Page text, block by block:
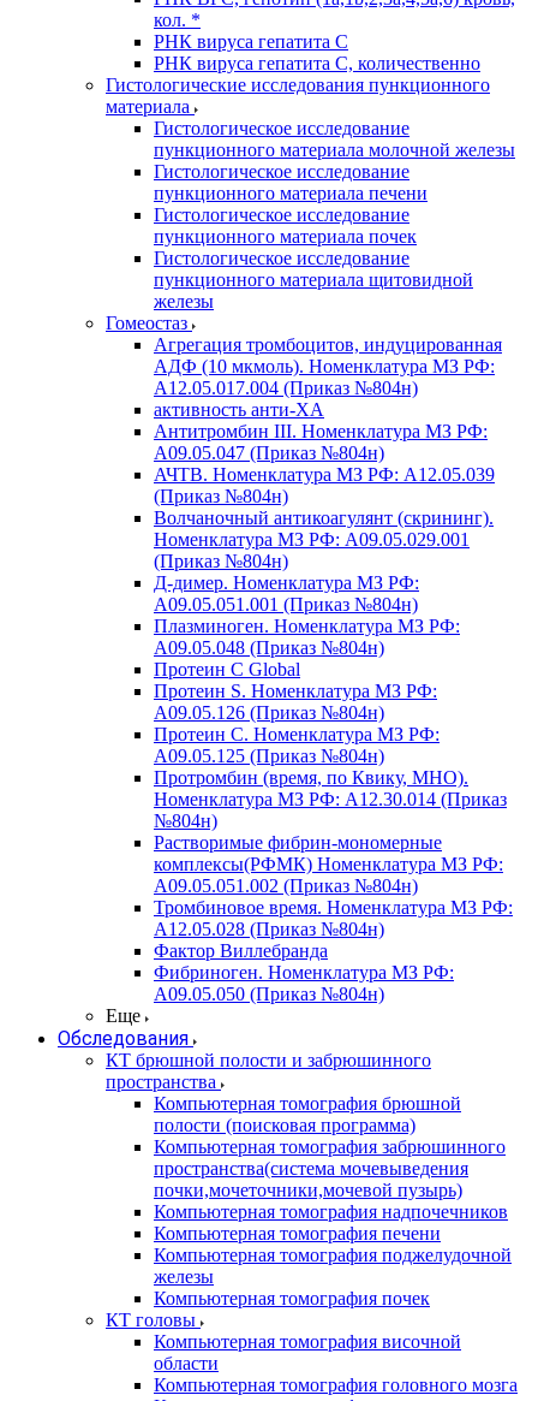
кол. *
РНК вируса гепатита C
РНК вируса гепатита C, количественно
Гистологические исследования пункционного
материала
Гистологическое исследование
пункционного материала молочной железы
Гистологическое исследование
пункционного материала печени
Гистологическое исследование
пункционного материала почек
Гистологическое исследование
пункционного материала щитовидной
железы
Гомеостаз
Агрегация тромбоцитов, индуцированная
АДФ (10 мкмоль). Номенклатура МЗ РФ:
A12.05.017.004 (Приказ №804н)
активность анти-ХА
Антитромбин III. Номенклатура МЗ РФ:
A09.05.047 (Приказ №804н)
АЧТВ. Номенклатура МЗ РФ: A12.05.039
(Приказ №804н)
Волчаночный антикоагулянт (скрининг).
Номенклатура МЗ РФ: A09.05.029.001
(Приказ №804н)
Д-димер. Номенклатура МЗ РФ:
A09.05.051.001 (Приказ №804н)
Плазминоген. Номенклатура МЗ РФ:
A09.05.048 (Приказ №804н)
Протеин C Global
Протеин S. Номенклатура МЗ РФ:
A09.05.126 (Приказ №804н)
Протеин С. Номенклатура МЗ РФ:
A09.05.125 (Приказ №804н)
Протромбин (время, по Квику, МНО).
Номенклатура МЗ РФ: A12.30.014 (Приказ
№804н)
Растворимые фибрин-мономерные
комплексы(РФМК) Номенклатура МЗ РФ:
A09.05.051.002 (Приказ №804н)
Тромбиновое время. Номенклатура МЗ РФ:
A12.05.028 (Приказ №804н)
Фактор Виллебранда
Фибриноген. Номенклатура МЗ РФ:
A09.05.050 (Приказ №804н)
Еще
Обследования
КТ брюшной полости и забрюшинного
пространства
Компьютерная томография брюшной
полости (поисковая программа)
Компьютерная томография забрюшинного
пространства(система мочевыведения
почки,мочеточники,мочевой пузырь)
Компьютерная томография надпочечников
Компьютерная томография печени
Компьютерная томография поджелудочной
железы
Компьютерная томография почек
КТ головы
Компьютерная томография височной
области
Компьютерная томография головного мозга